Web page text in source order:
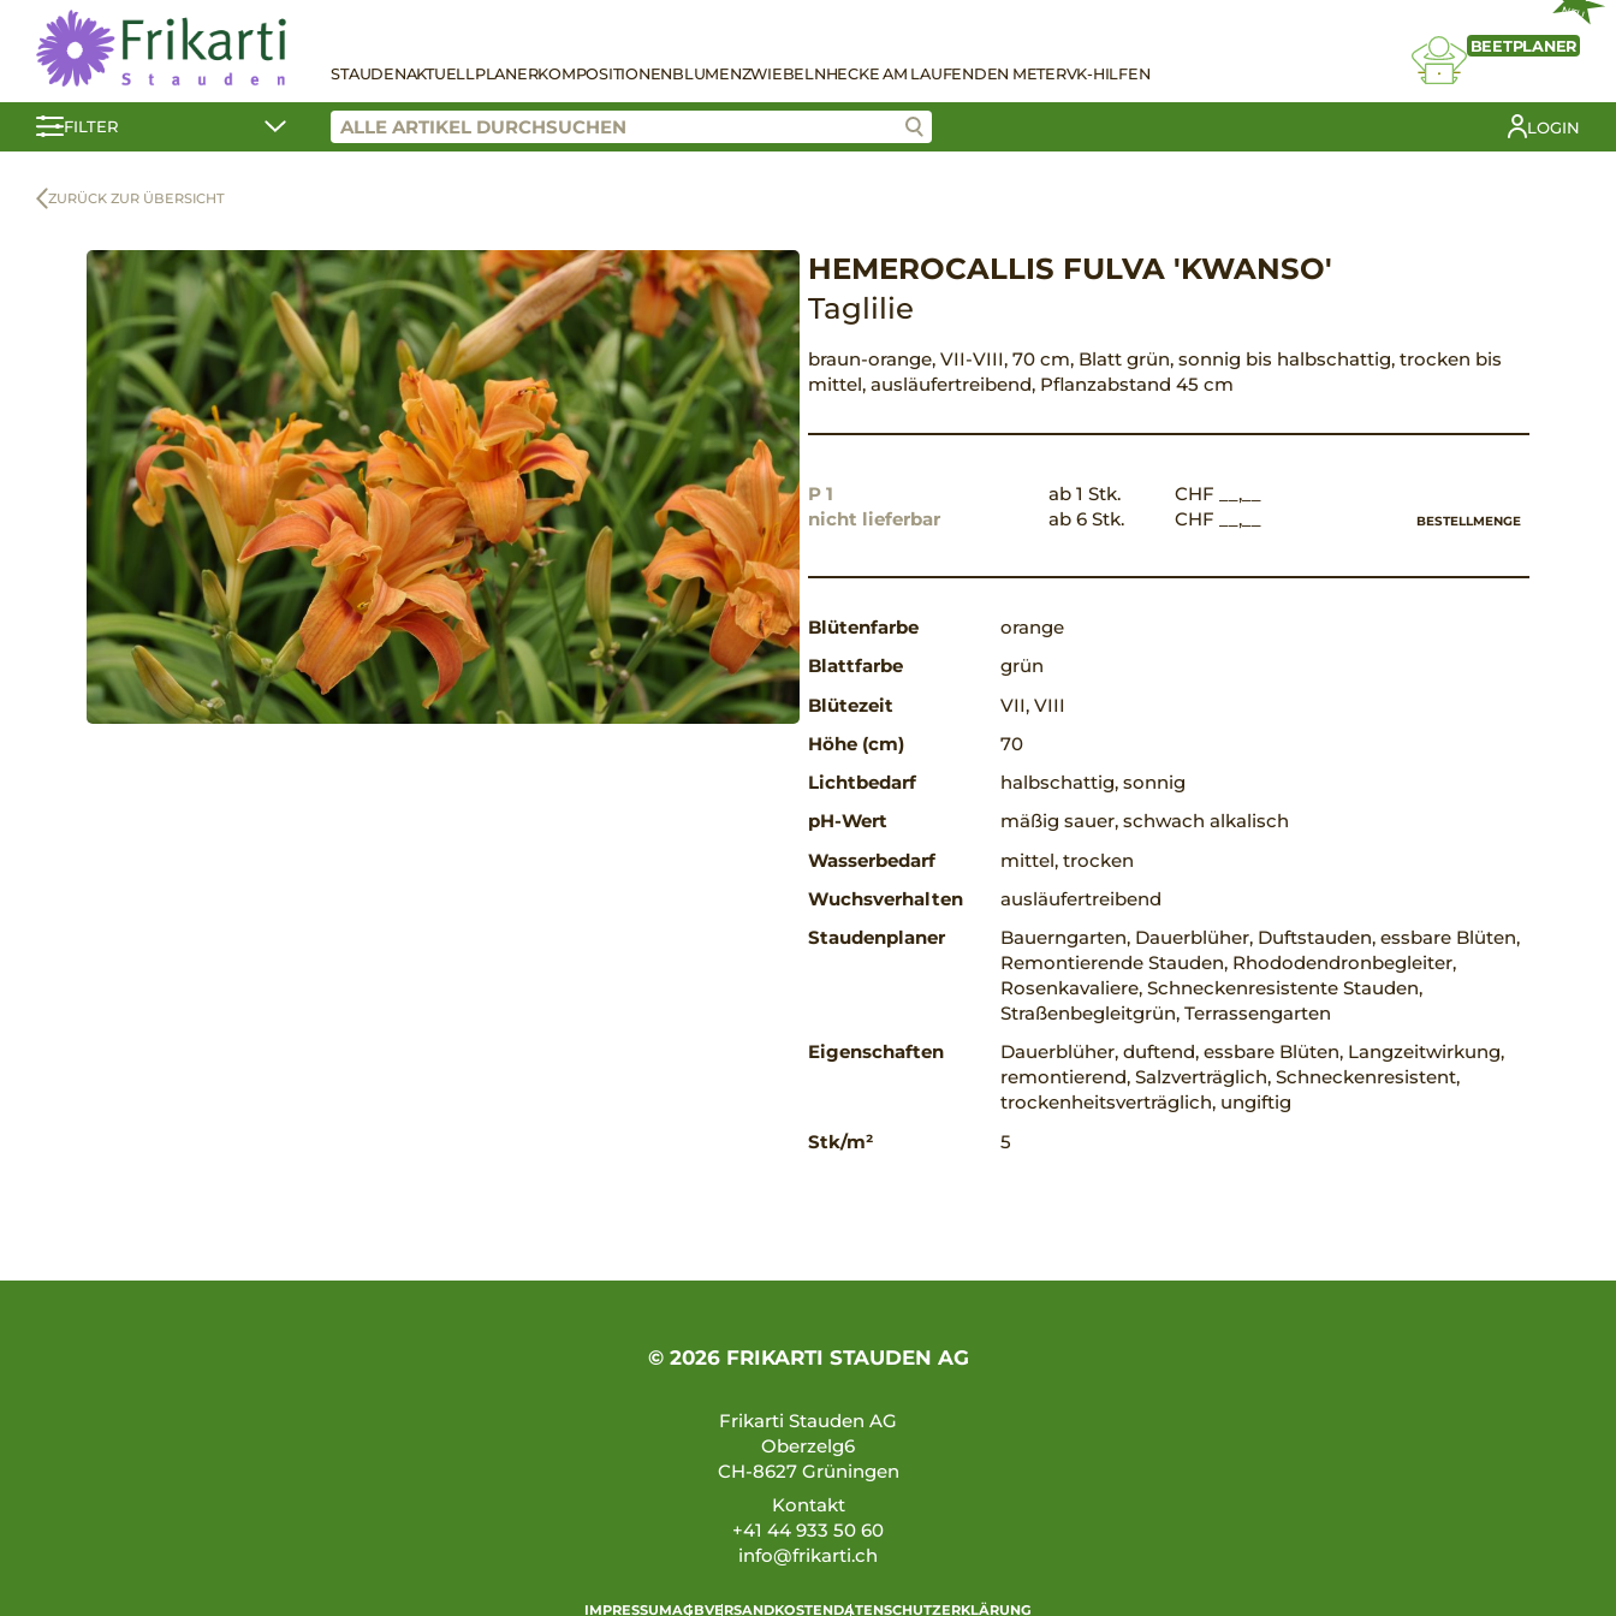
STAUDENAKTUELLPLANERKOMPOSITIONENBLUMENZWIEBELNHECKE AM LAUFENDEN METERVK-HILFEN
NEU
BEETPLANER
FILTER LOGIN
ZURÜCK ZUR ÜBERSICHT
HEMEROCALLIS FULVA 'KWANSO'
Taglilie
braun-orange, VII-VIII, 70 cm, Blatt grün, sonnig bis halbschattig, trocken bis
mittel, ausläufertreibend, Pflanzabstand 45 cm
P 1
nicht lieferbar
ab 1 Stk.
CHF __,__
ab 6 Stk.
CHF __,__ BESTELLMENGE
Blütenfarbe
orange
Blattfarbe
grün
Blütezeit
VII, VIII
Höhe (cm)
70
Lichtbedarf
halbschattig, sonnig
pH-Wert
mäßig sauer, schwach alkalisch
Wasserbedarf
mittel, trocken
Wuchsverhalten
ausläufertreibend
Staudenplaner
Bauerngarten, Dauerblüher, Duftstauden, essbare Blüten,
Remontierende Stauden, Rhododendronbegleiter,
Rosenkavaliere, Schneckenresistente Stauden,
Straßenbegleitgrün, Terrassengarten
Eigenschaften
Dauerblüher, duftend, essbare Blüten, Langzeitwirkung,
remontierend, Salzverträglich, Schneckenresistent,
trockenheitsverträglich, ungiftig
Stk/m²
5
© 2026 FRIKARTI STAUDEN AG
Frikarti Stauden AG
Oberzelg6
CH-8627 Grüningen
Kontakt
+41 44 933 50 60
info@frikarti.ch
IMPRESSUMAGBVERSANDKOSTENDATENSCHUTZERKLÄRUNG